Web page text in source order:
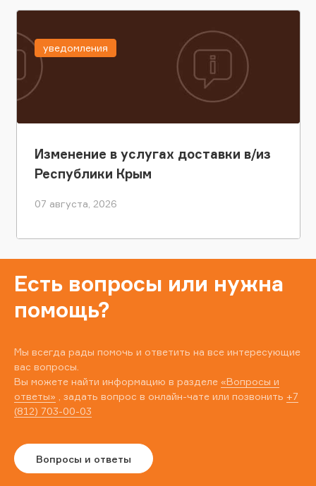
Изменение в услугах доставки в/из
Республики Крым
07 августа, 2026
уведомления
Есть вопросы или нужна
помощь?
Мы всегда рады помочь и ответить на все интересующие
вас вопросы.
Вы можете найти информацию в разделе «Вопросы и
ответы» , задать вопрос в онлайн-чате или позвонить +7
(812) 703-00-03
Вопросы и ответы